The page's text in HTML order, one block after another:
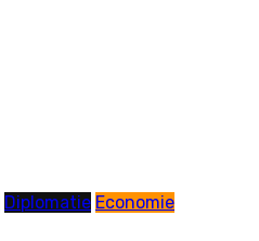
Diplomatie Economie